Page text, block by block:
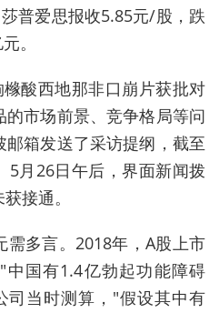
普爱思报收5.85元/股，跌
。
酸西地那非口崩片获批对
市场前景、竞争格局等问
箱发送了采访提纲，截至
5月26日午后，界面新闻拨
接通。
需多言。2018年，A股上市
国有1.4亿勃起功能障碍
司当时测算，"假设其中有